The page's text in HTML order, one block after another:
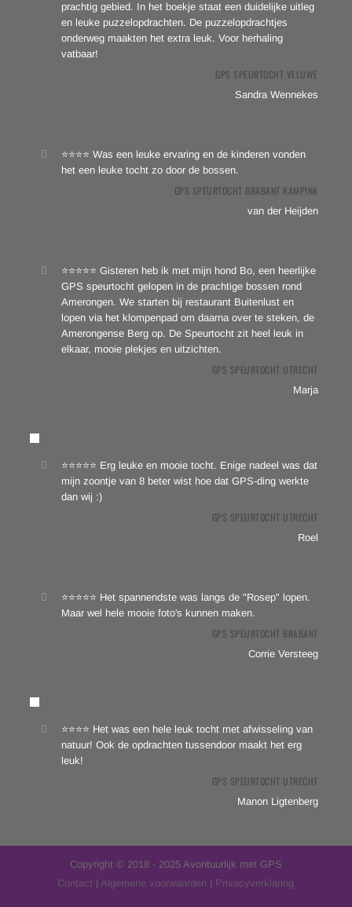
prachtig gebied. In het boekje staat een duidelijke uitleg
en leuke puzzelopdrachten. De puzzelopdrachtjes
onderweg maakten het extra leuk. Voor herhaling
vatbaar!
GPS SPEURTOCHT VELUWE
Sandra Wennekes
⭐⭐⭐⭐ Was een leuke ervaring en de kinderen vonden
het een leuke tocht zo door de bossen.
GPS SPEURTOCHT BRABANT KAMPINA
van der Heijden
⭐⭐⭐⭐⭐ Gisteren heb ik met mijn hond Bo, een heerlijke
GPS speurtocht gelopen in de prachtige bossen rond
Amerongen. We starten bij restaurant Buitenlust en
lopen via het klompenpad om daarna over te steken, de
Amerongense Berg op. De Speurtocht zit heel leuk in
elkaar, mooie plekjes en uitzichten.
GPS SPEURTOCHT UTRECHT
Marja
⭐⭐⭐⭐⭐ Erg leuke en mooie tocht. Enige nadeel was dat
mijn zoontje van 8 beter wist hoe dat GPS-ding werkte
dan wij :)
GPS SPEURTOCHT UTRECHT
Roel
⭐⭐⭐⭐⭐ Het spannendste was langs de "Rosep" lopen.
Maar wel hele mooie foto's kunnen maken.
GPS SPEURTOCHT BRABANT
Corrie Versteeg
⭐⭐⭐⭐ Het was een hele leuk tocht met afwisseling van
natuur! Ook de opdrachten tussendoor maakt het erg
leuk!
GPS SPEURTOCHT UTRECHT
Manon Ligtenberg
Copyright © 2018 - 2025 Avontuurlijk met GPS
Contact | Algemene voorwaarden | Privacyverklaring